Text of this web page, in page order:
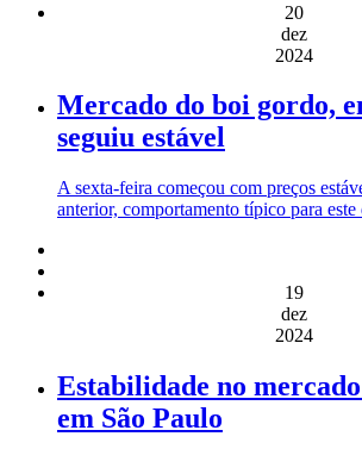
20
dez
2024
Mercado do boi gordo,
seguiu estável
A sexta-feira começou com preços
anterior, comportamento típico para este
19
dez
2024
Estabilidade no
em São Paulo